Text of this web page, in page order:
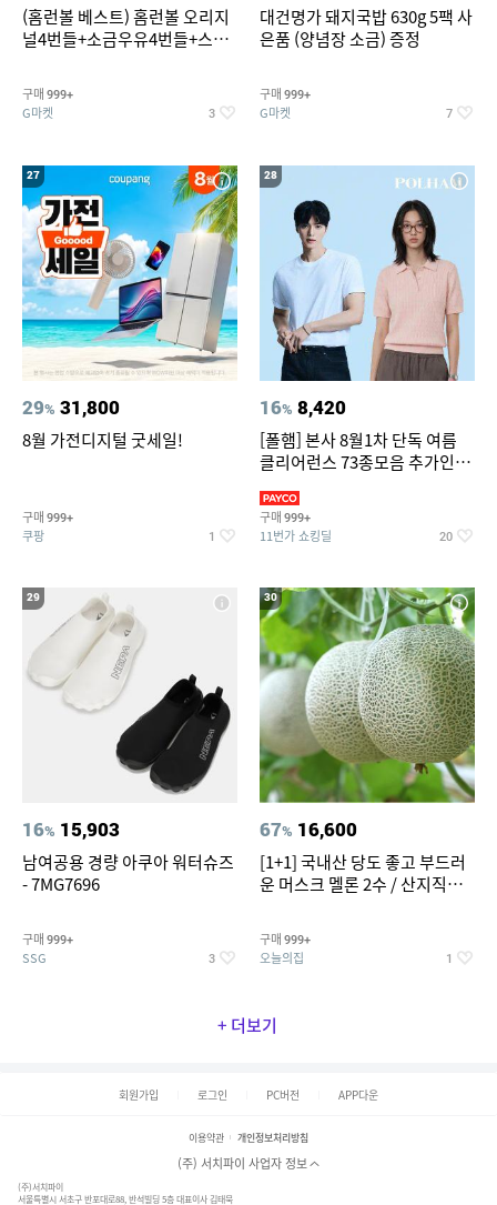
(홈런볼 베스트) 홈런볼 오리지
널4번들+소금우유4번들+스윗
콘맛4번들
구매 999+
G마켓 3
대건명가 돼지국밥 630g 5팩 사
은품 (양념장 소금) 증정
구매 999+
G마켓 7
27
29% 31,800
8월 가전디지털 굿세일!
구매 999+
쿠팡 1
28
16% 8,420
[폴햄] 본사 8월1차 단독 여름
클리어런스 73종모음 추가인하
구매 999+
11번가 쇼킹딜 20
29
16% 15,903
남여공용 경량 아쿠아 워터슈즈
- 7MG7696
구매 999+
SSG 3
30
67% 16,600
[1+1] 국내산 당도 좋고 부드러
운 머스크 멜론 2수 / 산지직송 x
구매 999+
오늘의집 1
+ 더보기
회원가입 로그인 PC버전 APP다운
이용약관 개인정보처리방침
(주) 서치파이 사업자 정보
(주)서치파이
서울특별시 서초구 반포대로88, 반석빌딩 5층 대표이사 김태묵